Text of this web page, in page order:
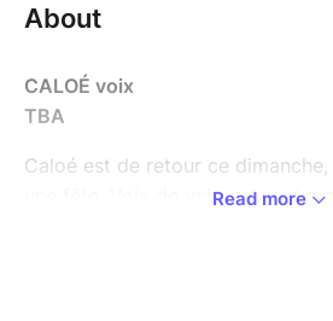
About
CALOÉ voix
TBA
Caloé est de retour ce
une fête. Voix de velours, scat
Read more